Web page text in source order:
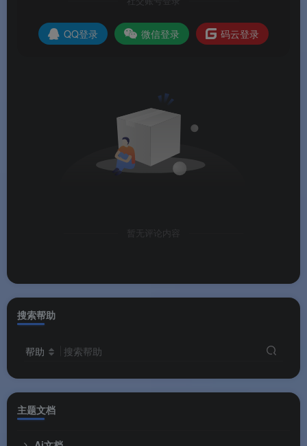
QQ登录 微信登录 码云登录
暂无评论内容
搜索帮助
帮助 搜索帮助
主题文档